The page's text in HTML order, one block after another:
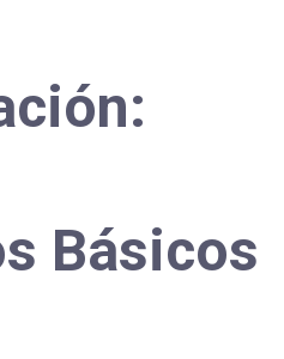
Básicos